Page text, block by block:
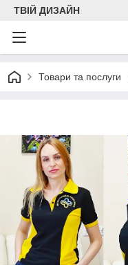
ТВІЙ ДИЗАЙН
Товари та послуги